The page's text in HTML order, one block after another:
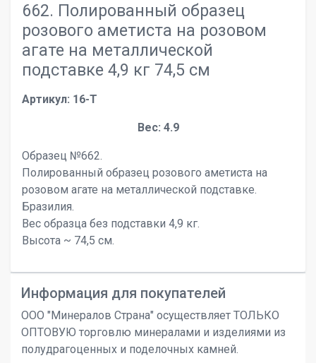
662. Полированный образец
розового аметиста на розовом
агате на металлической
подставке 4,9 кг 74,5 см
Артикул: 16-T
Вес: 4.9
Образец №662.
Полированный образец розового аметиста на
розовом агате на металлической подставке.
Бразилия.
Вес образца без подставки 4,9 кг.
Высота ~ 74,5 см.
Информация для покупателей
ООО "Минералов Страна" осуществляет ТОЛЬКО
ОПТОВУЮ торговлю минералами и изделиями из
полудрагоценных и поделочных камней.